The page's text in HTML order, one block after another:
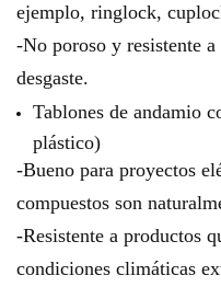
ejemplo, ringlock,
-No poroso y resistente
desgaste.
Tablones de andamio
plástico)
-Bueno para proyectos
compuestos son
-Resistente a productos
condiciones climáticas